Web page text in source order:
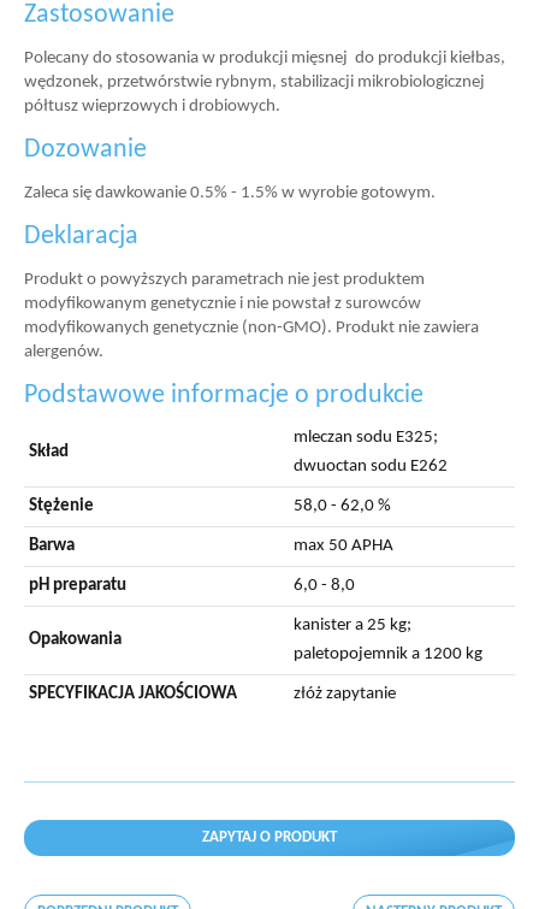
Zastosowanie
Polecany do stosowania w produkcji mięsnej do produkcji kiełbas,
wędzonek, przetwórstwie rybnym, stabilizacji mikrobiologicznej
półtusz wieprzowych i drobiowych.
Dozowanie
Zaleca się dawkowanie 0.5% - 1.5% w wyrobie gotowym.
Deklaracja
Produkt o powyższych parametrach nie jest produktem
modyfikowanym genetycznie i nie powstał z surowców
modyfikowanych genetycznie (non-GMO). Produkt nie zawiera
alergenów.
Podstawowe informacje o produkcie
Skład
mleczan sodu E325;
dwuoctan sodu E262
Stężenie 58,0 - 62,0 %
Barwa max 50 APHA
pH preparatu 6,0 - 8,0
Opakowania
kanister a 25 kg;
paletopojemnik a 1200 kg
SPECYFIKACJA JAKOŚCIOWA złóż zapytanie
ZAPYTAJ O PRODUKT